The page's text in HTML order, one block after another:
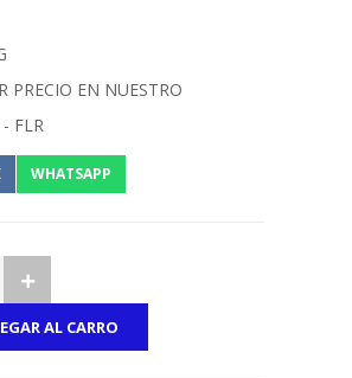
PRECIO EN NUESTRO
FLR
WHATSAPP